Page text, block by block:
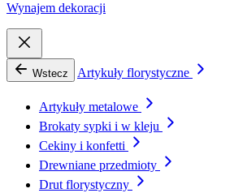
Wynajem dekoracji
Wstecz Artykuły florystyczne
Artykuły metalowe
Brokaty sypki i w kleju
Cekiny i konfetti
Drewniane przedmioty
Drut florystyczny